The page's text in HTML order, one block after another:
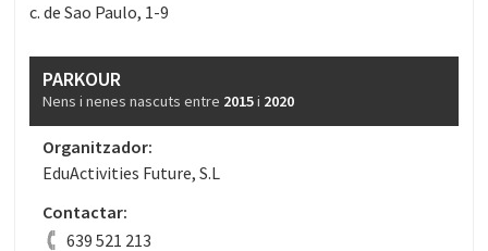
c. de Sao Paulo, 1-9
PARKOUR
Nens i nenes nascuts entre 2015i 2020
Organitzador:
EduActivities Future, S.L
Contactar:
639 521 213